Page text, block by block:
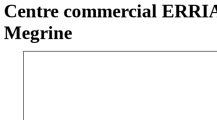
Centre commercial
Megrine